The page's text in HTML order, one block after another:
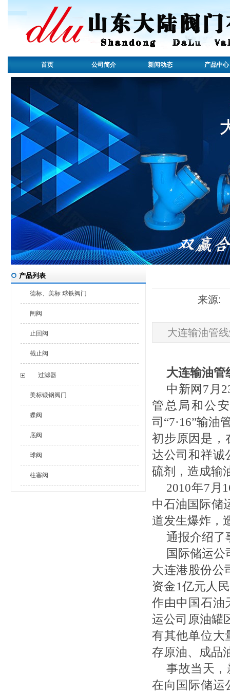
首页 公司简介 新闻动态 产品中心
产品列表
德标、美标 球铁阀门
闸阀
止回阀
截止阀
过滤器
美标锻钢阀门
蝶阀
底阀
球阀
柱塞阀
来源:
大连输油管
大连输油管
中新网7月
管总局和公
司“7·16”输油
初步原因是，
达公司和祥诚
硫剂，造成输
2010年7月
中石油国际储
道发生爆炸，
通报介绍了
国际储运
大连港股份公
资金1亿元人
作由中国石油
运公司原油罐
有其他单位大
存原油、成品
事故当天，
在向国际储运